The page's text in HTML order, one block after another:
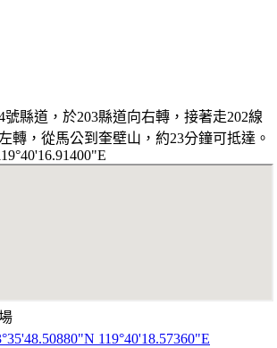
號縣道，於203縣道向右轉，接著走202線
轉，從馬公到奎壁山，約23分鐘可抵達。
119°40'18.57360"E